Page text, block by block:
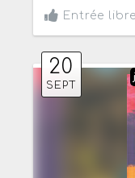
Entrée libre
20
SEPT